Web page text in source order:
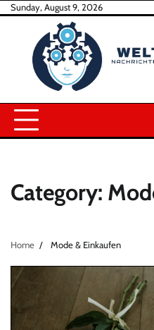
SkipSunday, August 9, 2026
Category:
Home Mode & Einkaufen